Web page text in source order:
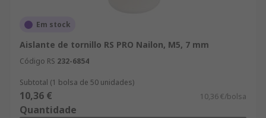
Em stock
Aislante de tornillo RS PRO Nailon, M5, 7 mm
Código RS 232-6854
Subtotal (1 bolsa de 50 unidades)
10,36 € 10,36 €/bolsa
Quantidade